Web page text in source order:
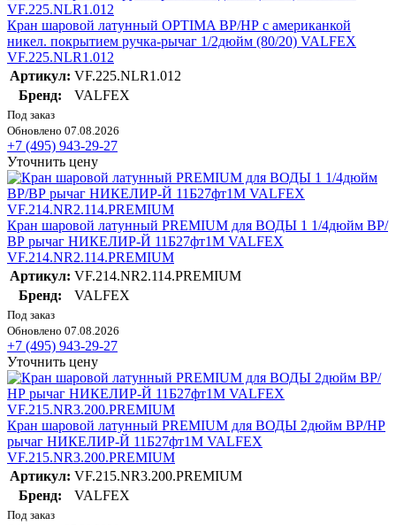
Кран шаровой латунный OPTIMA ВР/НР с американкой
никел. покрытием ручка-рычаг 1/2дюйм (80/20) VALFEX
VF.225.NLR1.012
Артикул: VF.225.NLR1.012
Бренд:
VALFEX
Под заказ
Обновлено 07.08.2026
+7 (495) 943-29-27
Уточнить цену
Кран шаровой латунный PREMIUM для ВОДЫ 1 1/4дюйм ВР/
ВР рычаг НИКЕЛИР-Й 11Б27фт1М VALFEX
VF.214.NR2.114.PREMIUM
Артикул: VF.214.NR2.114.PREMIUM
Бренд:
VALFEX
Под заказ
Обновлено 07.08.2026
+7 (495) 943-29-27
Уточнить цену
Кран шаровой латунный PREMIUM для ВОДЫ 2дюйм ВР/НР
рычаг НИКЕЛИР-Й 11Б27фт1М VALFEX
VF.215.NR3.200.PREMIUM
Артикул: VF.215.NR3.200.PREMIUM
Бренд:
VALFEX
Под заказ